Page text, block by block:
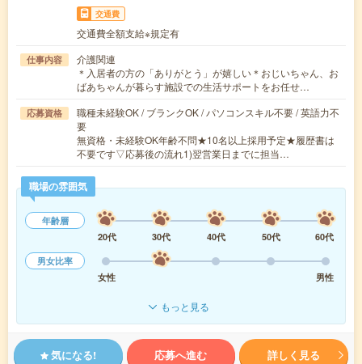
交通費
交通費全額支給※規定有
仕事内容
介護関連
＊入居者の方の「ありがとう」が嬉しい＊おじいちゃん、お
ばあちゃんが暮らす施設での生活サポートをお任せ…
応募資格
職種未経験OK / ブランクOK / パソコンスキル不要 / 英語力不
要
無資格・未経験OK年齢不問★10名以上採用予定★履歴書は
不要です▽応募後の流れ1)翌営業日までに担当…
職場の雰囲気
年齢層
20代
30代 40代 50代
60代
男女比率
女性
男性
もっと見る
気になる! 応募へ進む 詳しく見る